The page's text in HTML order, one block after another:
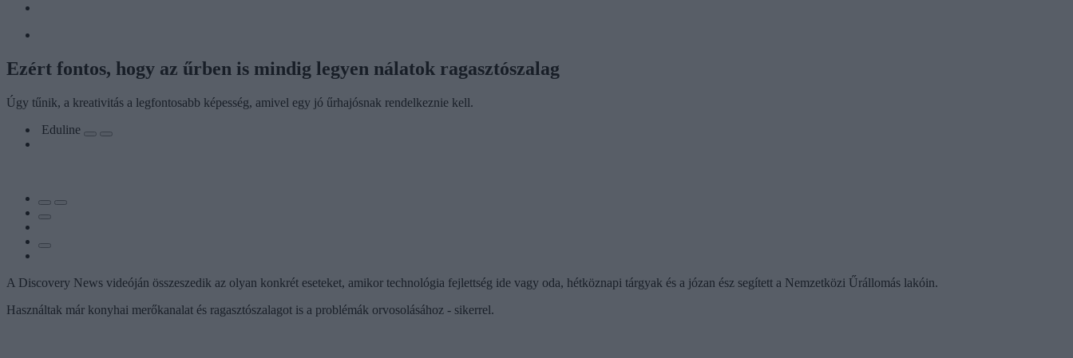
Ezért fontos, hogy az űrben is mindig legyen nálatok ragasztószalag
Úgy tűnik, a kreativitás a legfontosabb képesség, amivel egy jó űrhajósnak rendelkeznie kell.
Eduline
A Discovery News videóján összeszedik az olyan konkrét eseteket, amikor technológia fejlettség ide vagy oda, hétköznapi tárgyak és a józan ész segített a Nemzetközi Űrállomás lakóin.
Használtak már konyhai merőkanalat és ragasztószalagot is a problémák orvosolásához - sikerrel.